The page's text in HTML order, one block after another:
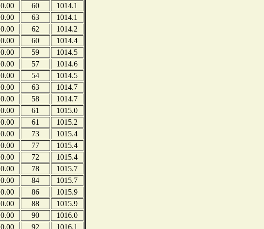
0.00 60
1014.1
0.00 63
1014.1
0.00 62
1014.2
0.00 60
1014.4
0.00 59
1014.5
0.00 57
1014.6
0.00 54
1014.5
0.00 63
1014.7
0.00 58
1014.7
0.00 61
1015.0
0.00 61
1015.2
0.00 73
1015.4
0.00 77
1015.4
0.00 72
1015.4
0.00 78
1015.7
0.00 84
1015.7
0.00 86
1015.9
0.00 88
1015.9
0.00 90
1016.0
0.00 92
1016.1